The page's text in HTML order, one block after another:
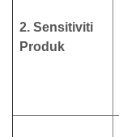
2. Sensitiviti
Produk